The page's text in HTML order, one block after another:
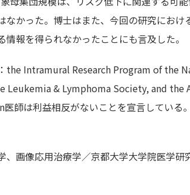
なかった。博士はまた、今回の研究にお
報を得られなかったことにも言及した。
the Intramural Research Program of
& Lymphoma Society, and the
師は利益相反がないことを宣言している。
画像応用治療学／京都大学大学院医学研